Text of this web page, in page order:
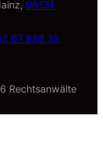
06131
67 888 35
Rechtsanwälte